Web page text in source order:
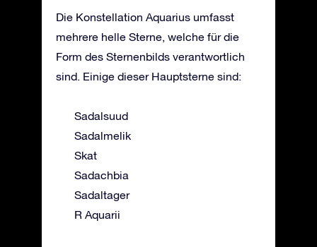
Die Konstellation Aquarius umfasst
mehrere helle Sterne, welche für die
Form des Sternenbilds verantwortlich
sind. Einige dieser Hauptsterne sind:
Sadalsuud
Sadalmelik
Skat
Sadachbia
Sadaltager
R Aquarii